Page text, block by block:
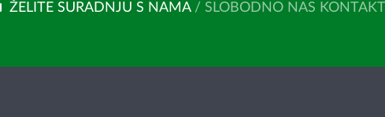
ŽELITE SURADNJU S NAMA / SLOBODNO NAS